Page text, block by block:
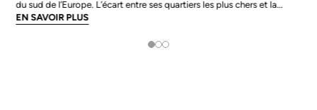
du sud de l’Europe. L’écart entre ses quartiers les plus chers et la
moyenne de la ville n’est pas marginal : en juin 2026, les adresses les
EN SAVOIR PLUS